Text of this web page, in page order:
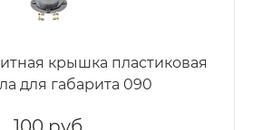
крышка пластиковая
для габарита 090